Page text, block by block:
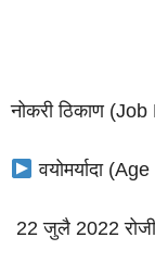
नोकरी ठिकाण
वयोमर्यादा
22 जुलै 2022